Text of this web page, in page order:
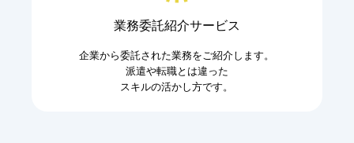
業務委託紹介サービス
企業から委託された業務をご紹介します。
派遣や転職とは違った
スキルの活かし方です。